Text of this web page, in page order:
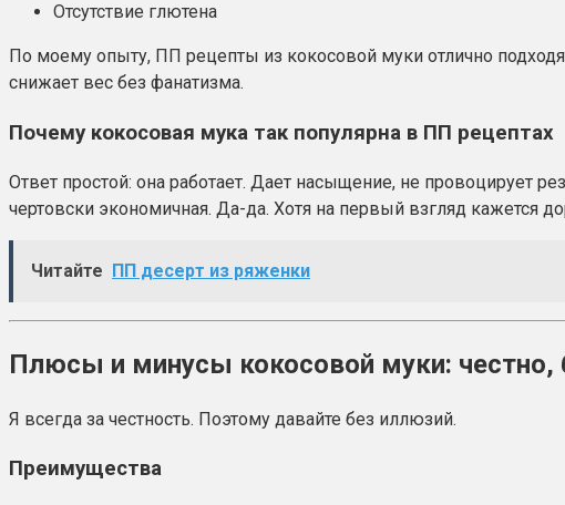
Отсутствие глютена
По моему опыту, ПП рецепты из кокосовой муки отлично
снижает вес без фанатизма.
Почему кокосовая мука так популярна в ПП рецептах
Ответ простой: она работает. Дает насыщение, не провоцирует
чертовски экономичная. Да-да. Хотя на первый взгляд кажется
Читайте ПП десерт из ряженки
Плюсы и минусы кокосовой муки: честно,
Я всегда за честность. Поэтому давайте без иллюзий.
Преимущества